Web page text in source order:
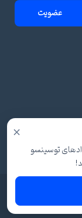
عضویت
×
توسینسو